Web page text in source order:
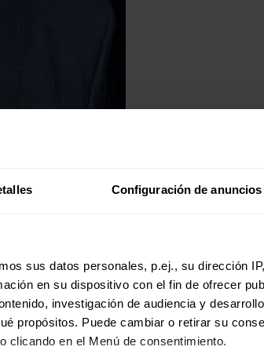
Configuración de anuncios
sus datos personales, p.ej., su dirección
en su dispositivo con el fin de ofrecer
investigación de audiencia y
propósitos. Puede cambiar o retirar su
clicando en el Menú de consentimiento.